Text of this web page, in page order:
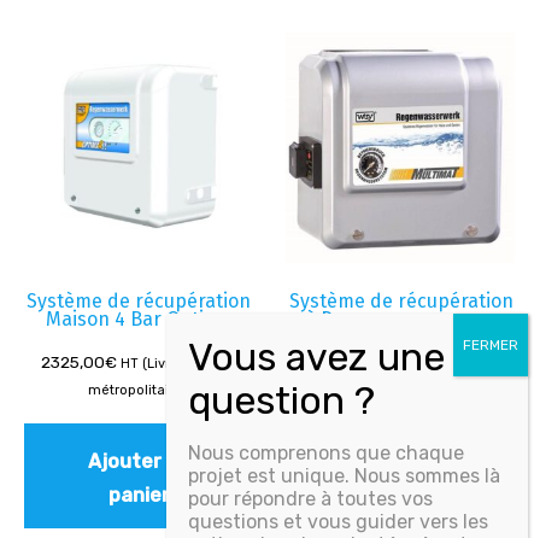
Système de récupération
Maison 4 Bar Optima
2325,00€ HT (Livré - France
métropolitaine)
Ajouter au
panier
Système de récupération
à Pompe surpresseur
2741,67
HT (Livré - France
métropolitaine)
Ajouter au
panier
Nous comprenons que chaque
projet est unique. Nous sommes là
pour répondre à toutes vos
questions et vous guider vers les